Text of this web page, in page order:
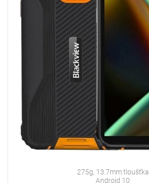
275g, 13.7mm tloušťka
Android 10